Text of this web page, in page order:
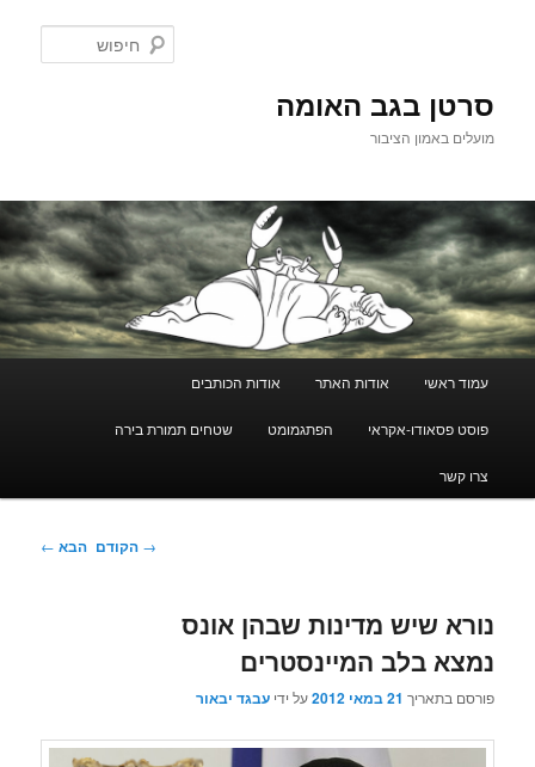
סרטן בגב האומה
מועלים באמון הציבור
עמוד ראשי אודות האתר אודות הכותבים
פוסט פסאודו-אקראי הפתגמומט שטחים תמורת בירה
צרו קשר
ניווט
→ הקודם הבא ←
נורא שיש מדינות שבהן אונס
נמצא בלב המיינסטרים
פורסם בתאריך 21 במאי 2012 על ידיעבגד יבאור